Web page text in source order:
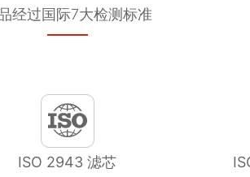
经过国际7大检测标准
ISO 2943 滤芯